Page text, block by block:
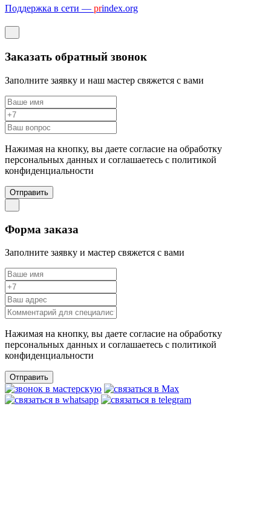
Поддержка в сети — prindex.org
Заказать обратный звонок
Заполните заявку и наш мастер свяжется с вами
Нажимая на кнопку, вы даете согласие на обработку
персональных данных и соглашаетесь c политикой
конфиденциальности
Отправить
Форма заказа
Заполните заявку и мастер свяжется с вами
Нажимая на кнопку, вы даете согласие на обработку
персональных данных и соглашаетесь c политикой
конфиденциальности
Отправить